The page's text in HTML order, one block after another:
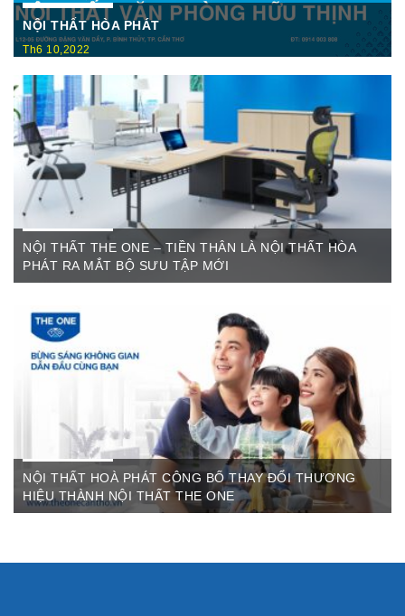
NỘI THẤT HÒA PHÁT
Th6 10,2022
Nội Thất Hòa Phátt Cần Thơ Là nơi trưng bày và cung cấp
các sản phẩm như: Bàn văn phòng, ghế xoay văn phòng, tủ hồ
sơ, két sắt,…Của cty CP Nội Thất Hòa Phát( Nội thất The
One) có địa ...
NỘI THẤT THE ONE – TIỀN THÂN LÀ NỘI THẤT HÒA
PHÁT RA MẮT BỘ SƯU TẬP MỚI
The One Cần Thơ Thông báo về việc thay đổi thương hiệu Nội
Thất Hòa Phát Ngày ...
NỘI THẤT HOÀ PHÁT CÔNG BỐ THAY ĐỔI THƯƠNG
HIỆU THÀNH NỘI THẤT THE ONE